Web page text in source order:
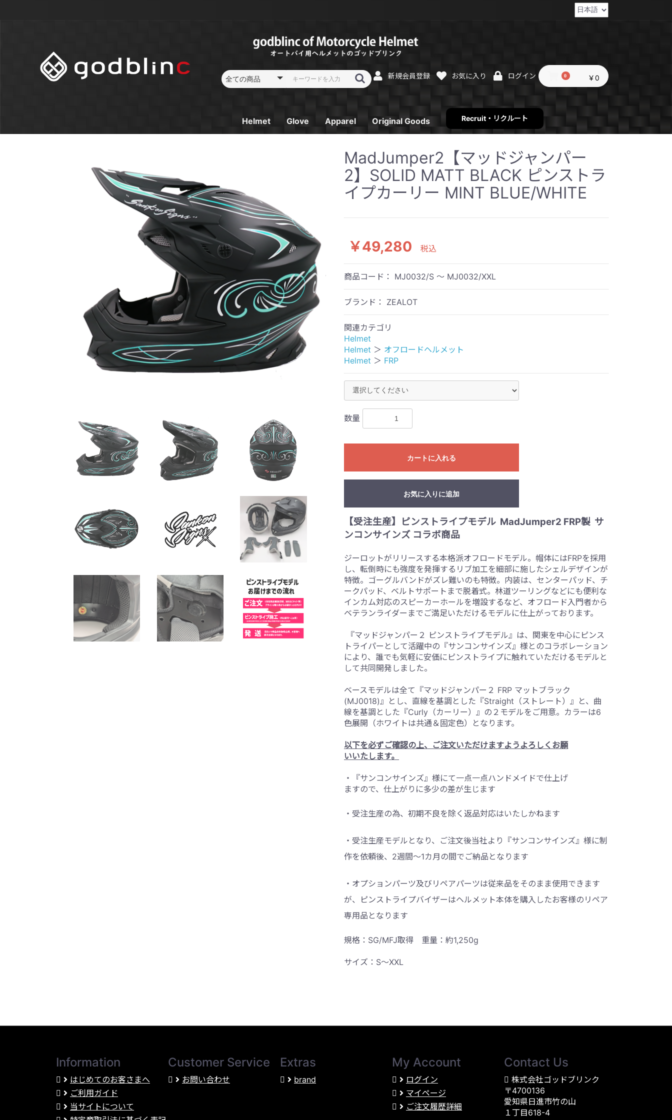
新規会員登録 お気に入り ログイン 0 ￥0
Recruit・リクルート
Helmet Glove
グローブ ST-12
Apparel Original Goods
MadJumper2【マッドジャンパー
2】SOLID MATT BLACK ピンストラ
イプカーリー MINT BLUE/WHITE
￥49,280 税込
商品コード： MJ0032/S ～ MJ0032/XXL
ブランド： ZEALOT
関連カテゴリ
Helmet
Helmet ＞ オフロードヘルメット
Helmet ＞ FRP
数量
カートに入れる
お気に入りに追加
【受注生産】ピンストライプモデル MadJumper2 FRP製 サ
ンコンサインズ コラボ商品
ジーロットがリリースする本格派オフロードモデル。帽体にはFRPを採用
し、転倒時にも強度を発揮するリブ加工を細部に施したシェルデザインが
特徴。ゴーグルバンドがズレ難いのも特徴。内装は、センターパッド、チ
ークパッド、ベルトサポートまで脱着式。林道ツーリングなどにも便利な
インカム対応のスピーカーホールを増設するなど、オフロード入門者から
ベテランライダーまでご満足いただけるモデルに仕上がっております。
『マッドジャンパー２ ピンストライプモデル』は、関東を中心にピンス
トライパーとして活躍中の『サンコンサインズ』様とのコラボレーション
により、誰でも気軽に安価にピンストライプに触れていただけるモデルと
して共同開発しました。
ベースモデルは全て『マッドジャンパー２ FRP マットブラック
(MJ0018)』とし、直線を基調とした『Straight （ストレート）』と、曲
線を基調とした『Curly （カーリー）』の２モデルをご用意。カラーは6
色展開（ホワイトは共通＆固定色）となります。
以下を必ずご確認の上、ご注文いただけますようよろしくお願
いいたします。
・『サンコンサインズ』様にて一点一点ハンドメイドで仕上げ
ますので、仕上がりに多少の差が生じます
・受注生産の為、初期不良を除く返品対応はいたしかねます
・受注生産モデルとなり、ご注文後当社より『サンコンサインズ』様に制
作を依頼後、 2週間～1カ月の間でご納品となります
・オプションパーツ及びリペアパーツは従来品をそのまま使用できます
が、ピンストライプバイザーはヘルメット本体を購入したお客様のリペア
専用品となります
規格：SG/MFJ取得 重量：約1,250g
サイズ：S〜XXL
Information
はじめてのお客さまへ
ご利用ガイド
当サイトについて
Customer Service
お問い合わせ
Extras
brand
My Account
ログイン
マイページ
ご注文履歴詳細
Contact Us
株式会社ゴッドブリンク
〒4700136
愛知県日進市竹の山
１丁目618-4